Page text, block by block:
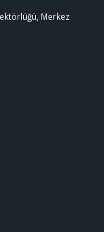
Merkez